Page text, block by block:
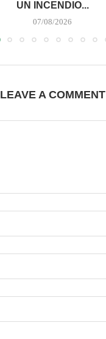
UN INCENDIO...
07/08/2026
LEAVE A COMMENT